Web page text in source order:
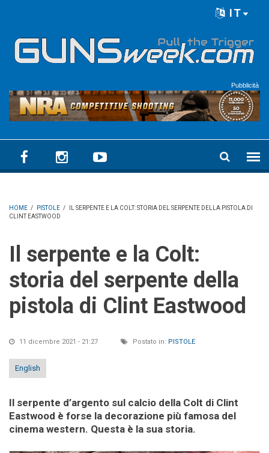
IT
Pubblicità
HOME / PISTOLE /
IL SERPENTE E LA COLT: STORIA DEL SERPENTE DELLA PISTOLA DI
CLINT EASTWOOD
Il serpente e la Colt:
storia del serpente della
pistola di Clint Eastwood
11 dicembre 2021 - 21:27 Postato in: PISTOLE
English
Il serpente d’argento sul calcio della Colt di Clint
Eastwood è forse la decorazione più famosa del
cinema western. Questa è la sua storia.